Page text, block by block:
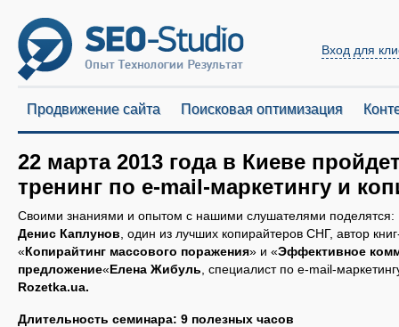
Вход для
Продвижение сайта Поисковая оптимизация
22 марта 2013 года в Киеве
тренинг по e-mail-маркетингу и
Своими знаниями и опытом с нашими слушателями поделятся:
Денис Каплунов , один из лучших копирайтеров СНГ, автор
«Копирайтинг массового поражения» и «Эффективное
предложение«Елена Жибуль , специалист по e-mail-
Rozetka.ua.
Длительность семинара: 9 полезных часов